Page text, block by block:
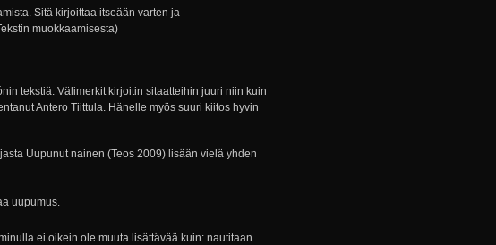
Sitä kirjoittaa itseään varten ja
muokkaamisesta)
tekstiä. Välimerkit kirjoitin sitaatteihin juuri niin kuin
Antero Tiittula. Hänelle myös suuri kiitos hyvin
Uupunut nainen (Teos 2009) lisään vielä yhden
uupumus.
ei oikein ole muuta lisättävää kuin: nautitaan